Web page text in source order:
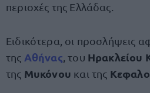
περιοχές της Ελλάδας.
Ειδικότερα, οι προσλήψεις
της Αθήνας , του Ηρακλείου
της Μυκόνου και της